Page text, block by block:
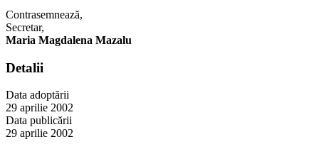
Contrasemnează,
Secretar,
Maria Magdalena Mazalu
Detalii
Data adoptării
29 aprilie 2002
Data publicării
29 aprilie 2002